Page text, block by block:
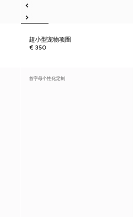
超小型宠物项圈
€ 350
首字母个性化定制